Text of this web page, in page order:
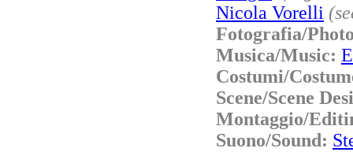
Nicola Vorelli
Fotografia/
Musica/Music:
Costumi/
Scene/Scene
Montaggio/
Suono/Sound: